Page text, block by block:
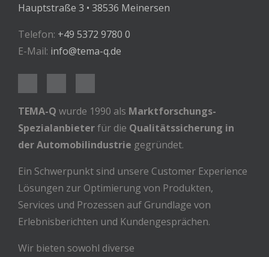
Hauptstraße 3 • 38536 Meinersen
Telefon: +49 5372 9780 0
E-Mail: info@tema-q.de
TEMA-Q wurde 1990 als Marktforschungs-
Spezialanbieterfür die Qualitätssicherung in
der Automobilindustrie gegründet.
Ein Schwerpunkt sind unsere Customer Experience
Lösungen zur Optimierung von Produkten,
Services und Prozessen auf Grundlage von
Erlebnisberichten und Kundengesprächen.
Wir bieten sowohl diverse